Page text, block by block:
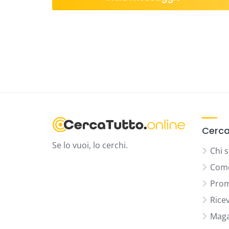
Se lo vuoi, lo cerchi.
Chi